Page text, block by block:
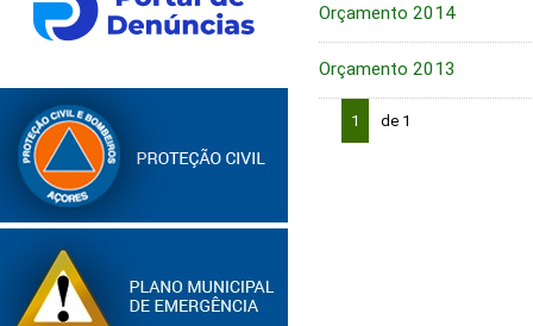
Orçamento 2014
Orçamento 2013
1 de 1